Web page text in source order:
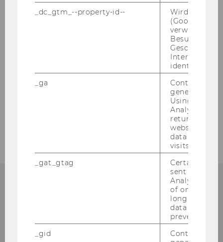
Österreichisches und
_dc_gtm_--property-id--
Wird von
(Google Tag
verwendet,
Besucher
Geschlecht
Interessen zu
identifizieren.
_ga
Contains a
generated
Using this
Analytics can
returning
website and
data from
visits.
_gat_gtag
Certain data
sent to
Analytics a
of once per
long as it is
data
prevented.
_gid
Contains a